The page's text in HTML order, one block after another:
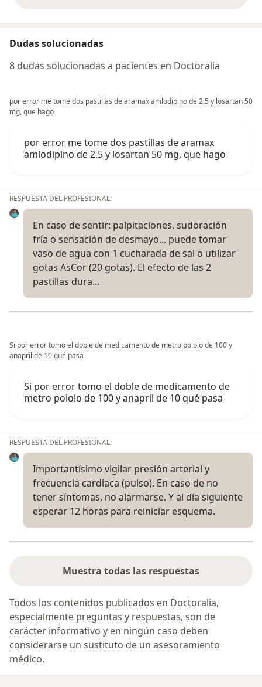
Dudas solucionadas
8 dudas solucionadas a pacientes en Doctoralia
por error me tome dos pastillas de aramax amlodipino de 2.5 y losartan 50
mg, que hago
por error me tome dos pastillas de aramax
amlodipino de 2.5 y losartan 50 mg, que hago
RESPUESTA DEL PROFESIONAL:
En caso de sentir: palpitaciones, sudoración
fría o sensación de desmayo... puede tomar
vaso de agua con 1 cucharada de sal o utilizar
gotas AsCor (20 gotas). El efecto de las 2
pastillas dura…
Si por error tomo el doble de medicamento de metro pololo de 100 y
anapril de 10 qué pasa
Si por error tomo el doble de medicamento de
metro pololo de 100 y anapril de 10 qué pasa
RESPUESTA DEL PROFESIONAL:
Importantísimo vigilar presión arterial y
frecuencia cardiaca (pulso). En caso de no
tener síntomas, no alarmarse. Y al día siguiente
esperar 12 horas para reiniciar esquema.
Muestra todas las respuestas
Todos los contenidos publicados en Doctoralia,
especialmente preguntas y respuestas, son de
carácter informativo y en ningún caso deben
considerarse un sustituto de un asesoramiento
médico.